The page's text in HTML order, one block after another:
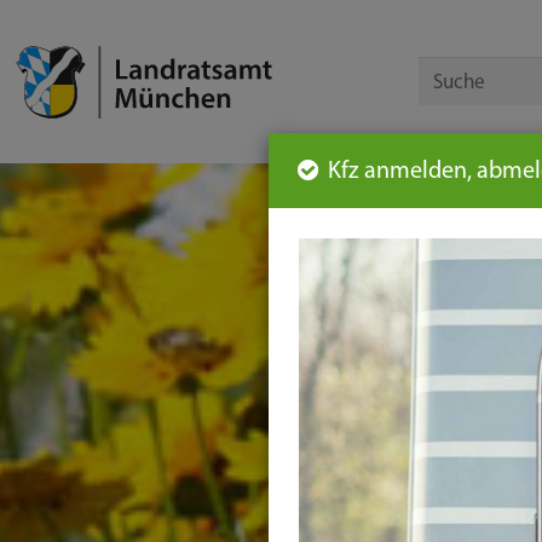
Kfz anmelden,